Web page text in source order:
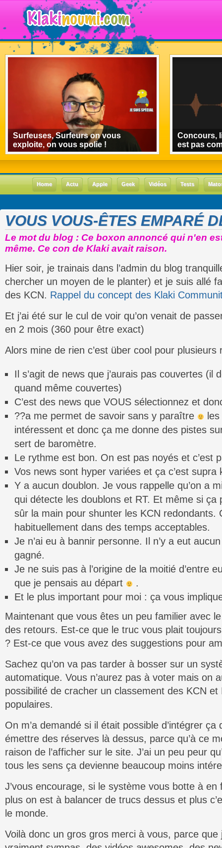
Surfeuses, Surfeurs on vous
exploite, on vous spolie !
Concours,
est pas
Home Actu Apple Geek Vidéos Tests
VOUS VOUS-ÊTES EMPARÉ
Le mot du blog : Ce boxon annoncé qui n'en
même. Ce con de Klaki avait raison.
Hier soir, je trainais dans l’admin du blog
chercher un moyen de le planter) et je suis allé
des KCN. Rappel du concept des Klaki
Et j’ai été sur le cul de voir qu’on venait de
en 2 mois (360 pour être exact)
Alors mine de rien c’est über cool pour plusieurs
Il s’agit de news que j’aurais pas couvertes (il
quand même couvertes)
C’est des news que VOUS sélectionnez et
??a me permet de savoir sans y paraître
intéressent et donc ça me donne des pistes
sert de baromètre.
Le rythme est bon. On est pas noyés et c’est
Vos news sont hyper variées et ça c’est supra
Y a aucun doublon. Je vous rappelle qu’on a
qui détecte les doublons et RT. Et même si ça
sûr la main pour shunter les KCN redondants.
habituellement dans des temps acceptables.
Je n’ai eu à bannir personne. Il n’y a eut
gagné.
Je ne suis pas à l’origine de la moitié d’entre
que je pensais au départ
.
Et le plus important pour moi : ça vous
Maintenant que vous êtes un peu familier avec
des retours. Est-ce que le truc vous plait
? Est-ce que vous avez des suggestions pour
Sachez qu’on va pas tarder à bosser sur un
automatique. Vous n’aurez pas à voter mais on
possibilité de cracher un classement des KCN et
populaires.
On m’a demandé si il était possible d’intégrer ça
émettre des réserves là dessus, parce qu’à ce
raison de l’afficher sur le site. J’ai un peu peur
tous les sens ça devienne beaucoup moins
J’vous encourage, si le système vous botte à
plus on est à balancer de trucs dessus et plus
le monde.
Voilà donc un gros gros merci à vous, parce que